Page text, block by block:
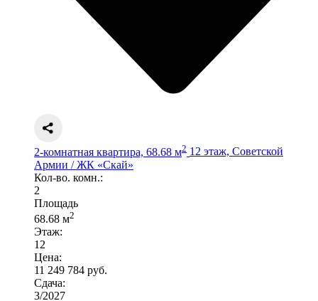
2-комнатная квартира, 68.68 м2 12 этаж, Советской
Армии / ЖК «Скай»
Кол-во. комн.:
2
Площадь
68.68 м2
Этаж:
12
Цена:
11 249 784 руб.
Сдача:
3/2027